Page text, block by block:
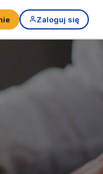
Zaloguj się